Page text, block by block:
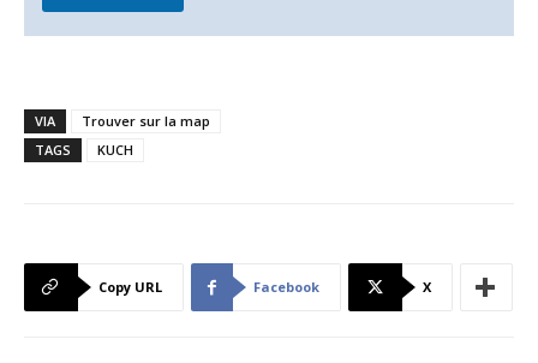
VIA
Trouver sur la map
TAGS
KUCH
Copy URL Facebook X